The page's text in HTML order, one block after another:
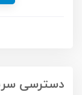
دسترسی